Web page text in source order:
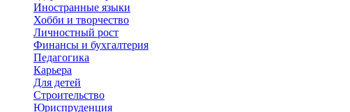
Иностранные языки
Хобби и творчество
Личностный рост
Финансы и бухгалтерия
Педагогика
Карьера
Для детей
Строительство
Юриспруденция